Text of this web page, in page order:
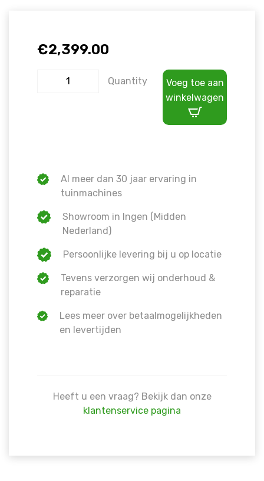
€2,399.00
Quantity
Voeg toe aan
winkelwagen
Al meer dan 30 jaar ervaring in
tuinmachines
Showroom in Ingen (Midden
Nederland)
Persoonlijke levering bij u op locatie
Tevens verzorgen wij onderhoud &
reparatie
Lees meer over betaalmogelijkheden
en levertijden
Heeft u een vraag? Bekijk dan onze
klantenservice pagina